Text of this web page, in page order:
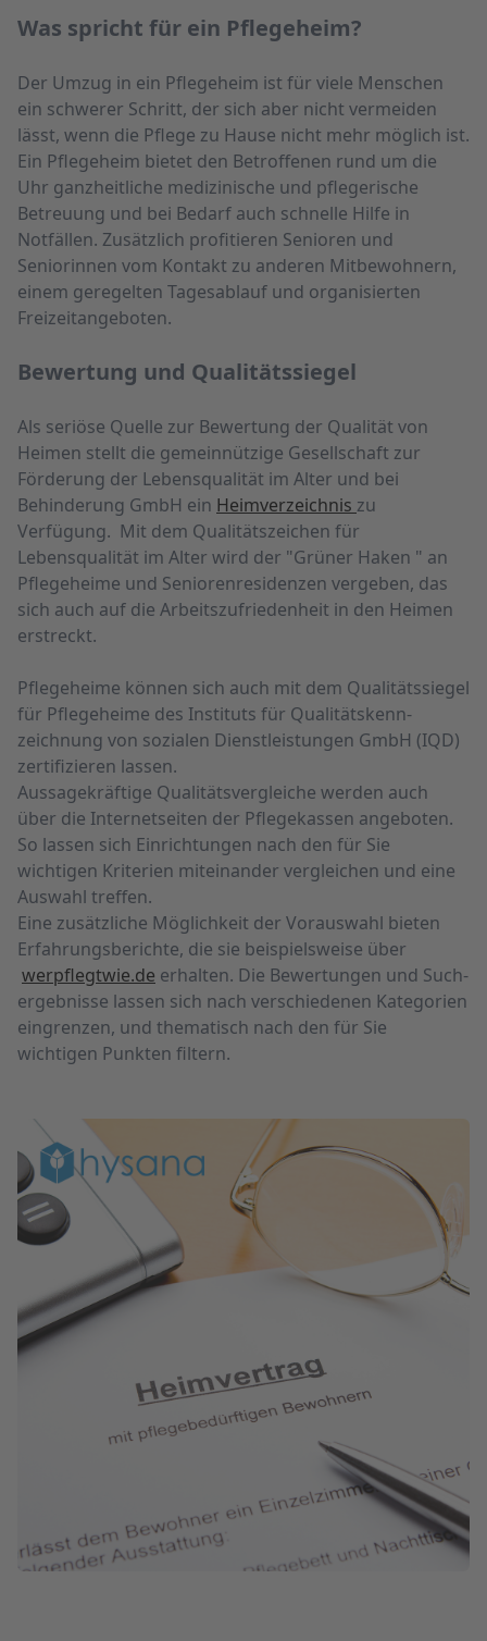
Was spricht für ein Pflegeheim?
Der Umzug in ein Pflegeheim ist für viele Menschen
ein schwerer Schritt, der sich aber nicht vermeiden
lässt, wenn die Pflege zu Hause nicht mehr möglich ist.
Ein Pflegeheim bietet den Betroffenen rund um die
Uhr ganz­heitliche medizinische und pflegerische
Betreuung und bei Bedarf auch schnelle Hilfe in
Notfällen. Zusätzlich profitieren Senioren und
Seniorinnen vom Kontakt zu anderen Mit­bewohnern,
einem geregelten Tagesablauf und organisierten
Freizeitangeboten.
Bewertung und Qualitäts­siegel
Als seriöse Quelle zur Bewertung der Qualität von
Heimen stellt die gemeinnützige Gesellschaft zur
Förderung der Lebensqualität im Alter und bei
Behinderung GmbH ein Heimverzeichnis zu
Verfügung. Mit dem Qualitätszeichen für
Lebensqualität im Alter wird der "Grüner Haken " an
Pflegeheime und Seniorenresidenzen vergeben, das
sich auch auf die Arbeitszufriedenheit in den Heimen
erstreckt.
Pflegeheime können sich auch mit dem Qualitäts­siegel
für Pflege­heime des Instituts für Qualitäts­kenn­
zeichnung von sozialen Dienst­leistungen GmbH (IQD)
zertifizieren lassen.
Aussagekräftige Qualitäts­vergleiche werden auch
über die Internetseiten der Pflege­kassen angeboten.
So lassen sich Einrichtungen nach den für Sie
wichtigen Kriterien miteinander vergleichen und eine
Auswahl treffen.
Eine zusätzliche Möglichkeit der Vorauswahl bieten
Erfahrungsberichte, die sie beispielsweise über
werpflegtwie.de erhalten. Die Bewertungen und Such­
ergebnisse lassen sich nach verschiedenen Kategorien
eingrenzen, und thematisch nach den für Sie
wichtigen Punkten filtern.